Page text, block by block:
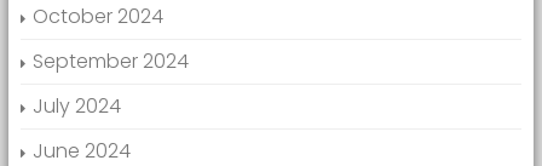
October 2024
September 2024
July 2024
June 2024